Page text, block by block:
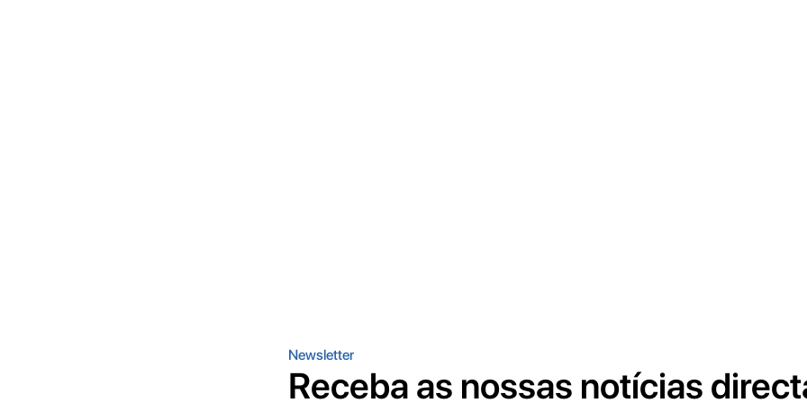
Newsletter
Receba as nossas notícias